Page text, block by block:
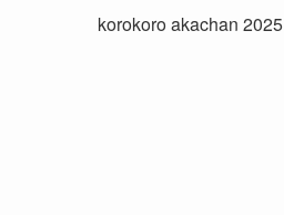
korokoro akachan 2025